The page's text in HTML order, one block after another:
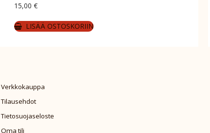
15,00 €
LISÄÄ OSTOSKORIIN
Verkkokauppa
Tilausehdot
Tietosuojaseloste
Oma tili